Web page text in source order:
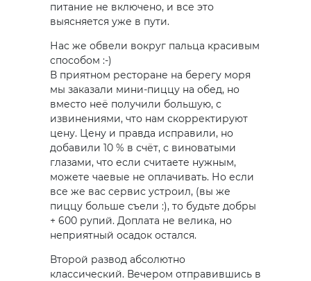
питание не включено, и все это
выясняется уже в пути.
Нас же обвели вокруг пальца красивым
способом :-)
В приятном ресторане на берегу моря
мы заказали мини-пиццу на обед, но
вместо неё получили большую, с
извинениями, что нам скорректируют
цену. Цену и правда исправили, но
добавили 10 % в счёт, с виноватыми
глазами, что если считаете нужным,
можете чаевые не оплачивать. Но если
все же вас сервис устроил, (вы же
пиццу больше съели :), то будьте добры
+ 600 рупий. Доплата не велика, но
неприятный осадок остался.
Второй развод абсолютно
классический. Вечером отправившись в